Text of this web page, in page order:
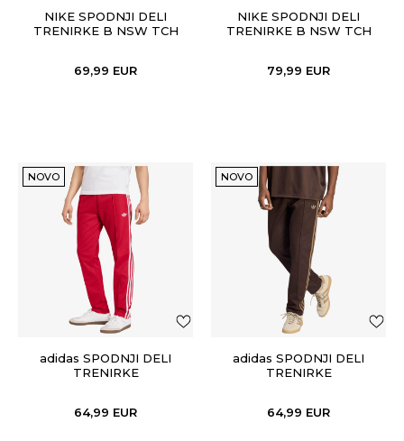
NIKE SPODNJI DELI
TRENIRKE B NSW TCH
69,99 EUR
NIKE SPODNJI DELI
TRENIRKE B NSW TCH
79,99 EUR
NOVO
adidas SPODNJI DELI
TRENIRKE
64,99 EUR
NOVO
adidas SPODNJI DELI
TRENIRKE
64,99 EUR